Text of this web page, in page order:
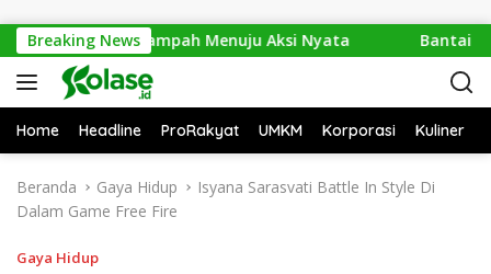
Breaking News
Dari Isu Sampah Menuju Aksi Nyata Bantai 2.600
Home Headline ProRakyat UMKM Korporasi Kuliner
Beranda Gaya Hidup
Isyana Sarasvati Battle In Style Di
Dalam Game Free Fire
Gaya Hidup